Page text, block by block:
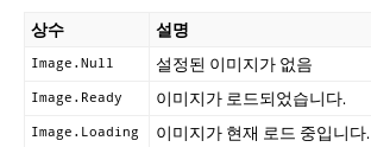
상수 설명
Image.Null 설정된 이미지가 없음
Image.Ready 이미지가 로드되었습니다.
Image.Loading 이미지가 현재 로드 중입니다.